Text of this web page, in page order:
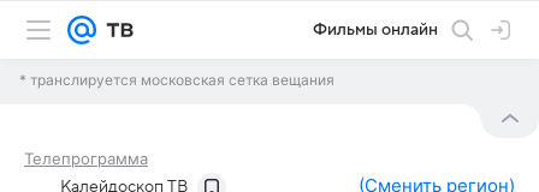
Фильмы онлайн
* транслируется московская сетка вещания
Телепрограмма
Калейдоскоп ТВ (Сменить регион)